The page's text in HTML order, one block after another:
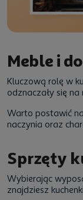
Meble i
Kluczową rolę w
odznaczały się
Warto postawić
naczynia oraz
Sprzęty
Wybierając
znajdziesz